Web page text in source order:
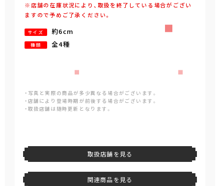
※店舗の在庫状況により、取扱を終了している場合がござい
ますので予めご了承ください。
サイズ 約6cm
種類 全4種
・写真と実際の商品が多少異なる場合がございます。
・店舗により登場時期が前後する場合がございます。
・取扱店舗は随時更新となります。
取扱店舗を見る
関連商品を見る